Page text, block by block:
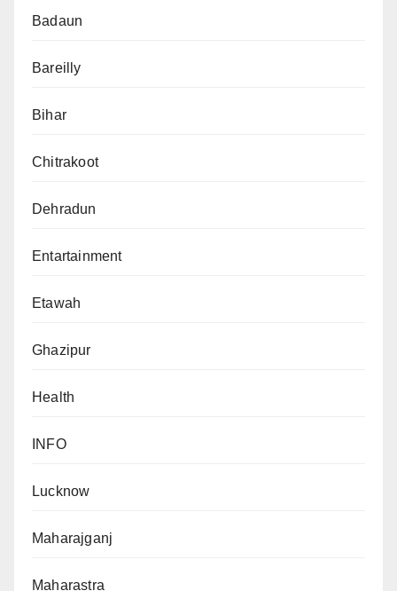
Badaun
Bareilly
Bihar
Chitrakoot
Dehradun
Entartainment
Etawah
Ghazipur
Health
INFO
Lucknow
Maharajganj
Maharastra